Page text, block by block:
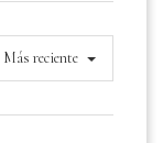
Más reciente